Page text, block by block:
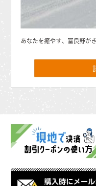
あなたを癒やす、富良野が